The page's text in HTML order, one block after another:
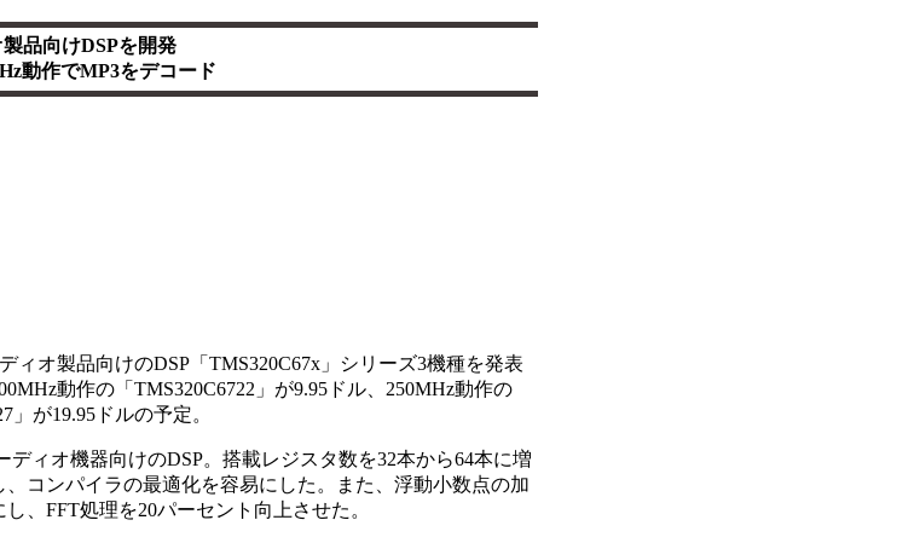
品向けDSPを開発
動作でMP3をデコード
ィオ製品向けのDSP「TMS320C67x」シリーズ3機種を発表
動作の「TMS320C6722」が9.95ドル、250MHz動作の
」が19.95ドルの予定。
ィオ機器向けのDSP。搭載レジスタ数を32本から64本に増
コンパイラの最適化を容易にした。また、浮動小数点の加
、FFT処理を20パーセント向上させた。